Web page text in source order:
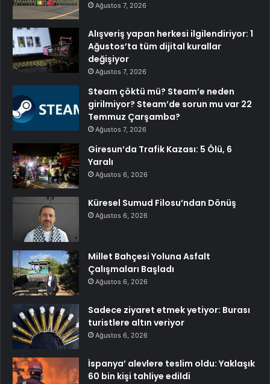
Ağustos 7, 2026
Alışveriş yapan herkesi ilgilendiriyor: 1
Ağustos’ta tüm dijital kurallar
değişiyor
Ağustos 7, 2026
Steam çöktü mü? Steam’e neden
girilmiyor? Steam’de sorun mu var 22
Temmuz Çarşamba?
Ağustos 7, 2026
Giresun’da Trafik Kazası: 5 Ölü, 6
Yaralı
Ağustos 6, 2026
Küresel Sumud Filosu’ndan Dönüş
Ağustos 6, 2026
Millet Bahçesi Yoluna Asfalt
Çalışmaları Başladı
Ağustos 6, 2026
Sadece ziyaret etmek yetiyor: Burası
turistlere altın veriyor
Ağustos 6, 2026
İspanya’ alevlere teslim oldu: Yaklaşık
60 bin kişi tahliye edildi